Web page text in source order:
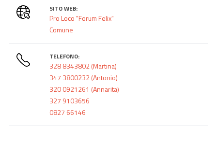
SITO WEB:
Pro Loco "Forum Felix"
Comune
TELEFONO:
328 8343802 (Martina)
347 3800232 (Antonio)
320 0921261 (Annarita)
327 9103656
0827 66146